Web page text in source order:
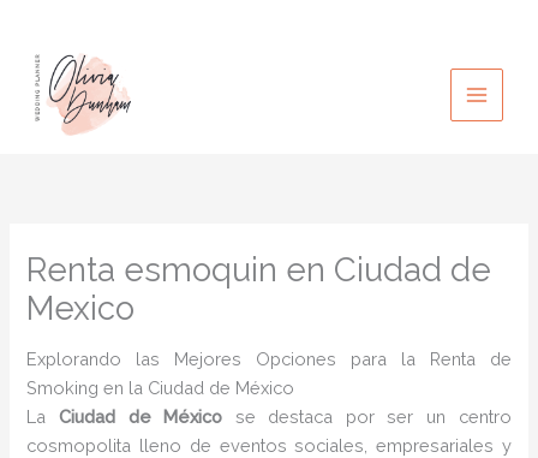
contenido
Renta esmoquin en Ciudad de
Mexico
Explorando las Mejores Opciones para la Renta de
Smoking en la Ciudad de México
LaCiudad de México se destaca por ser un centro
cosmopolita lleno de eventos sociales, empresariales y